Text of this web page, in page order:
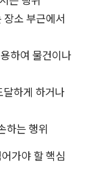
소 부근에서
하여 물건이나
하게 하거나
하는 행위
가야 할 핵심